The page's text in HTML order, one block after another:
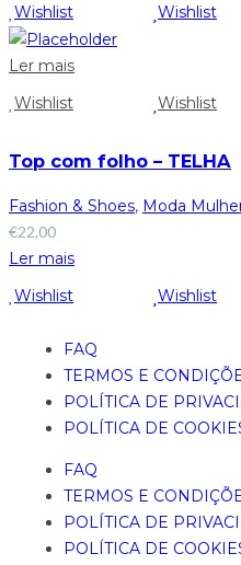
Wishlist
Wishlist
Ler mais
Wishlist
Wishlist
Top com folho – TELHA
Fashion & Shoes, Moda
€22,00
Ler mais
Wishlist
Wishlist
FAQ
TERMOS E
POLÍTICA DE
POLÍTICA DE
FAQ
TERMOS E
POLÍTICA DE
POLÍTICA DE